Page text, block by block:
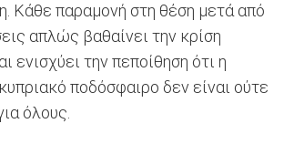
Κάθε παραμονή στη θέση μετά από
απλώς βαθαίνει την κρίση
ενισχύει την πεποίθηση ότι η
ποδόσφαιρο δεν είναι ούτε
όλους.